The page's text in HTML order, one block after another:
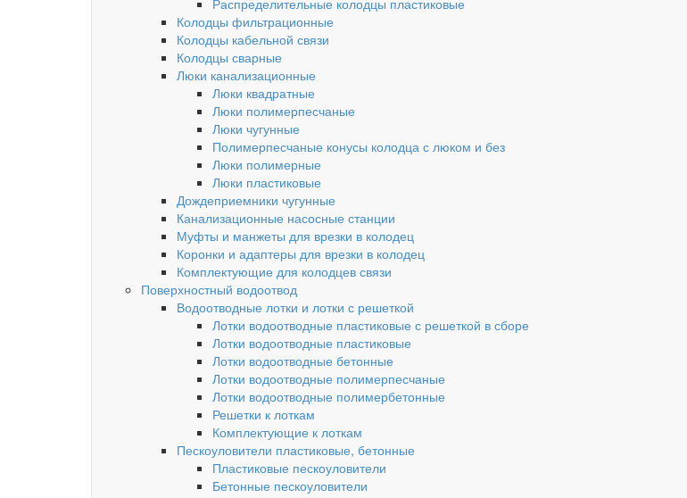
Распределительные колодцы пластиковые
Колодцы фильтрационные
Колодцы кабельной связи
Колодцы сварные
Люки канализационные
Люки квадратные
Люки полимерпесчаные
Люки чугунные
Полимерпесчаные конусы колодца с люком и без
Люки полимерные
Люки пластиковые
Дождеприемники чугунные
Канализационные насосные станции
Муфты и манжеты для врезки в колодец
Коронки и адаптеры для врезки в колодец
Комплектующие для колодцев связи
Поверхностный водоотвод
Водоотводные лотки и лотки с решеткой
Лотки водоотводные пластиковые с решеткой в сборе
Лотки водоотводные пластиковые
Лотки водоотводные бетонные
Лотки водоотводные полимерпесчаные
Лотки водоотводные полимербетонные
Решетки к лоткам
Комплектующие к лоткам
Пескоуловители пластиковые, бетонные
Пластиковые пескоуловители
Бетонные пескоуловители